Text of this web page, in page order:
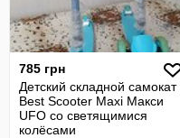
785 грн
Детский складной самокат
Best Scooter Maxi Макси
UFO со светящимися
колёсами